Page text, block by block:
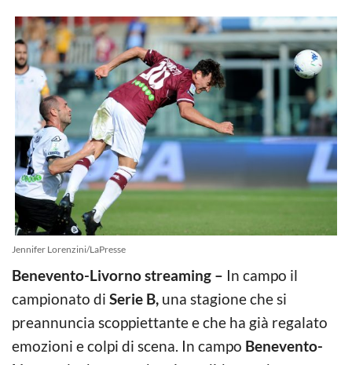
Jennifer Lorenzini/LaPresse
Benevento-Livorno streaming – In campo il
campionato di Serie B, una stagione che si
preannuncia scoppiettante e che ha già regalato
emozioni e colpi di scena. In campo Benevento-